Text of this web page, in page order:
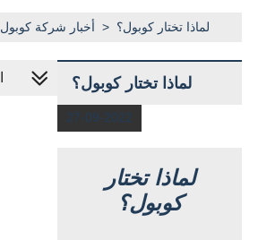
أخبار شركة كوبول > لماذا تختار كوبول؟
لماذا تختار كوبول؟
27-09-2022
لماذا تختار
كوبول؟